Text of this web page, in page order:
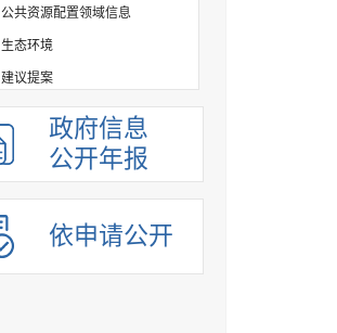
公共资源配置领域信息
生态环境
建议提案
组织管理
应急管理
重点领域
法制政府建设工作年报
政府信息
公开年报
依申请公开